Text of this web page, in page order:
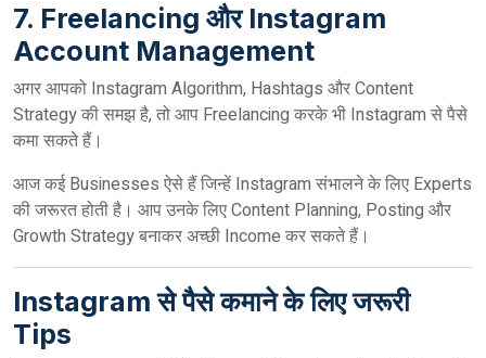
7. Freelancing और Instagram
Account Management
अगर आपको Instagram Algorithm, Hashtags और Content
Strategy की समझ है, तो आप Freelancing करके भी Instagram से पैसे
कमा सकते हैं।
आज कई Businesses ऐसे हैं जिन्हें Instagram संभालने के लिए Experts
की जरूरत होती है। आप उनके लिए Content Planning, Posting और
Growth Strategy बनाकर अच्छी Income कर सकते हैं।
Instagram से पैसे कमाने के लिए जरूरी
Tips